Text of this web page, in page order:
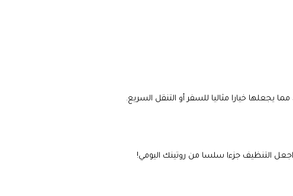
خيارا مثاليا للسفر أو التنقل السريع.
التنظيف جزءا سلسا من روتينك اليومي!